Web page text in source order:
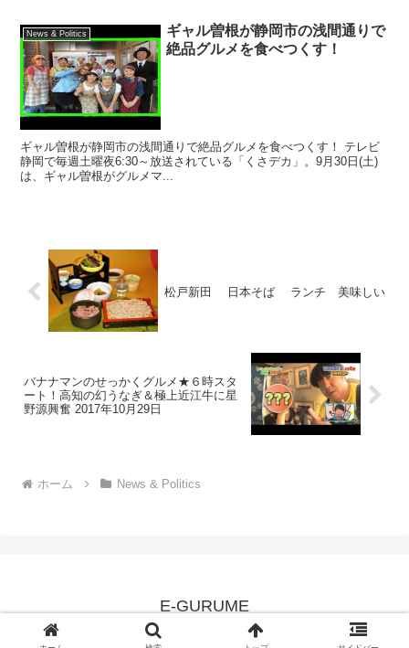
News & Politics
ギャル曽根が静岡市の浅間通りで
絶品グルメを食べつくす！
ギャル曽根が静岡市の浅間通りで絶品グルメを食べつくす！ テレビ
静岡で毎週土曜夜6:30～放送されている「くさデカ」。9月30日(土)
は、ギャル曽根がグルメマ...
松戸新田 日本そば ランチ 美味しい
バナナマンのせっかくグルメ★６時スタ
ート！高知の幻うなぎ＆極上近江牛に星
野源興奮 2017年10月29日
ホーム News & Politics
E-GURUME
© 2008 E-GURUME.